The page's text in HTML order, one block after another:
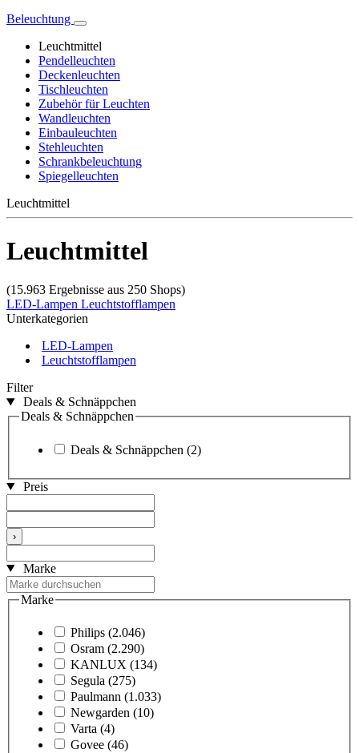
Beleuchtung
Leuchtmittel
Pendelleuchten
Deckenleuchten
Tischleuchten
Zubehör für Leuchten
Wandleuchten
Einbauleuchten
Stehleuchten
Schrankbeleuchtung
Spiegelleuchten
Leuchtmittel
Leuchtmittel
(15.963 Ergebnisse aus 250 Shops)
LED-Lampen Leuchtstofflampen
Unterkategorien
LED-Lampen
Leuchtstofflampen
Filter
Deals & Schnäppchen
Deals & Schnäppchen
Deals & Schnäppchen (2)
Preis
›
Marke
Marke
Philips (2.046)
Osram (2.290)
KANLUX (134)
Segula (275)
Paulmann (1.033)
Newgarden (10)
Varta (4)
Govee (46)